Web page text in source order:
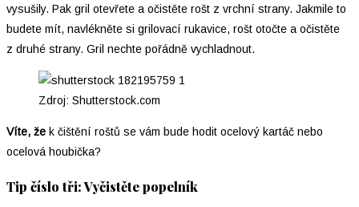
vysušily. Pak gril otevřete a očistěte rošt z vrchní strany. Jakmile to
budete mít, navlékněte si grilovací rukavice, rošt otočte a očistěte
z druhé strany. Gril nechte pořádně vychladnout.
Zdroj: Shutterstock.com
Víte, že k čištění roštů se vám bude hodit ocelový kartáč nebo
ocelová houbička?
Tip číslo tři: Vyčistěte popelník